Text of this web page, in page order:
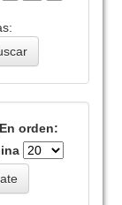
En orden: